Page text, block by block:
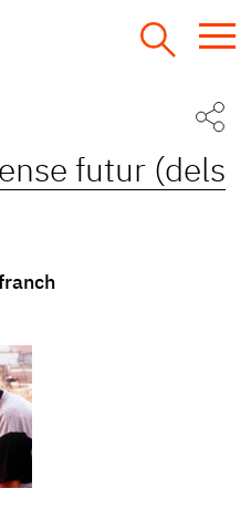
futur (dels